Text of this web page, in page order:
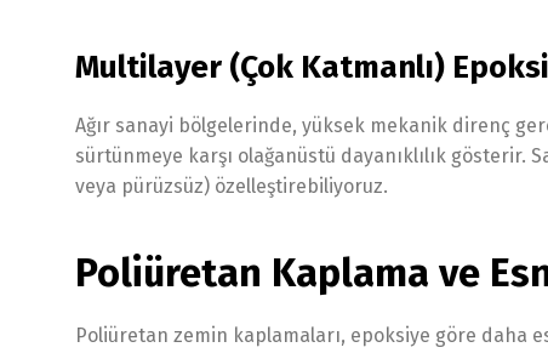
Multilayer (Çok Katmanlı) Epoksi
Ağır sanayi bölgelerinde, yüksek mekanik direnç
sürtünmeye karşı olağanüstü dayanıklılık
veya pürüzsüz) özelleştirebiliyoruz.
Poliüretan Kaplama ve
Poliüretan zemin kaplamaları, epoksiye göre daha